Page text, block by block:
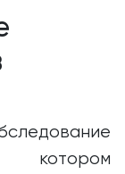
котором